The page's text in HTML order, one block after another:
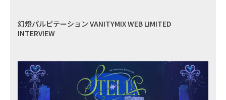
幻燈パルピテーション VANITYMIX WEB LIMITED
INTERVIEW